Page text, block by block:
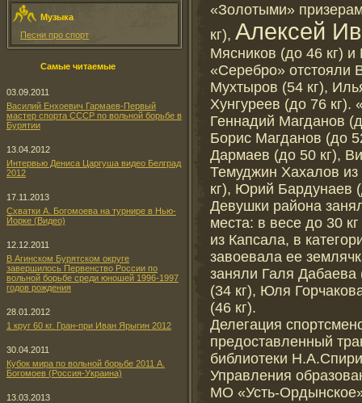
Музыка
Песни про спорт
Самые читаемые
03.09.2011
Василий Енхоевич Гармаев-Первый
мастер спорта СССР по вольной борьбе в
Бурятии
13.04.2012
Интервью Дениса Царгуша видео Белград
2012
17.11.2013
Схватки А. Богомоева на турнире в Нью-
Йорке (Видео)
12.12.2011
В Агинском Бурятском округе
завершилось Первенство России по
вольной борьбе среди юношей 1996-1997
годов рождения
28.01.2012
1 круг 60 кг. Гран-при Иван Ярыгин 2012
30.04.2011
Кубок мира по вольной борьбе 2011 А.
Богомоев (Россия-Украина)
13.03.2013
«Золотыми»
кг), Алексей
Мясников (до 46 кг)
«Серебро» отстояли
Мухтыров (54 кг),
Хунгуреев (до 76 кг).
Геннадий Магданов
Борис Магданов (до
Дармаев (до 50 кг),
Темуджин Хахалов
кг), Юрий Бардунаев
Девушки района
места: в весе до 30
из Капсала, в
завоевала ее
заняли Галя Дабаева
(34 кг), Юля
(46 кг).
Делегация
предоставленный
библиотеки
Управления
МО «Усть-